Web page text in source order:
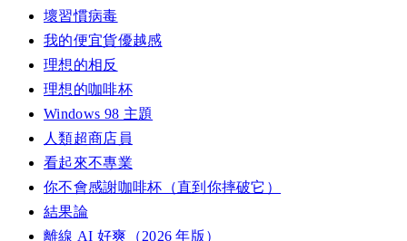
壞習慣病毒
我的便宜貨優越感
理想的相反
理想的咖啡杯
Windows 98 主題
人類超商店員
看起來不專業
你不會感謝咖啡杯（直到你摔破它）
結果論
離線 AI 好爽（2026 年版）